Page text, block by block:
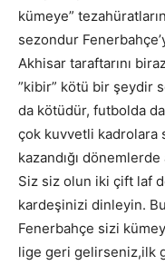
kümeye”
sezondur
Akhisar taraftarını
”kibir” kötü bir şeydir
da kötüdür, futbolda
çok kuvvetli kadrolara
kazandığı
Siz siz olun iki çift laf
kardeşinizi dinleyin.
Fenerbahçe sizi
lige geri gelirseniz,ilk